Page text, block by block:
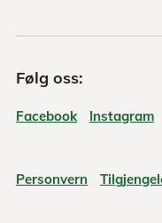
Følg oss:
Facebook Instagram
Personvern